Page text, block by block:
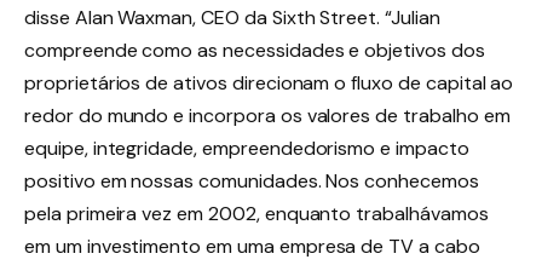
disse Alan Waxman, CEO da Sixth Street. “Julian
compreende como as necessidades e objetivos dos
proprietários de ativos direcionam o fluxo de capital ao
redor do mundo e incorpora os valores de trabalho em
equipe, integridade, empreendedorismo e impacto
positivo em nossas comunidades. Nos conhecemos
pela primeira vez em 2002, enquanto trabalhávamos
em um investimento em uma empresa de TV a cabo